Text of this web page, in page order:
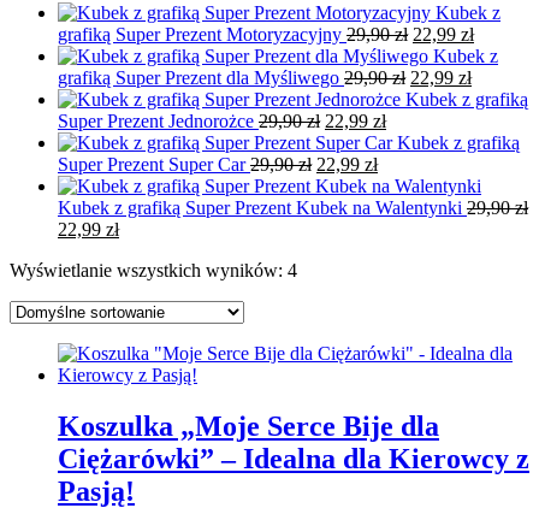
Kubek z
grafiką Super Prezent Motoryzacyjny 29,90zł Pierwotna
cena
wynosiła:
29,90 zł.
22,99 zł
cena
22,99 zł.
Kubek z
grafiką Super Prezent dla Myśliwego 29,90zł Pierwotna
cena
29,90 zł.
22,99 złAktualna
cena
22,99 zł.
Kubek z grafiką
Super Prezent Jednorożce 29,90zł Pierwotna
cena
wynosiła:
29,90 zł.
22,99 złAktualna
cena
22,99 zł.
Kubek z grafiką
Super Prezent Super Car 29,90zł Pierwotna
cena
wynosiła:
22,99 złAktualna
cena
wynosi:
Kubek z grafiką Super Prezent Kubek na Walentynki 29,90zł
Pierwotna
wynosiła:
22,99 złAktualna
wynosi:
Wyświetlanie wszystkich wyników: 4
Koszulka „Moje Serce Bije dla
Ciężarówki” – Idealna dla Kierowcy z
Pasją!